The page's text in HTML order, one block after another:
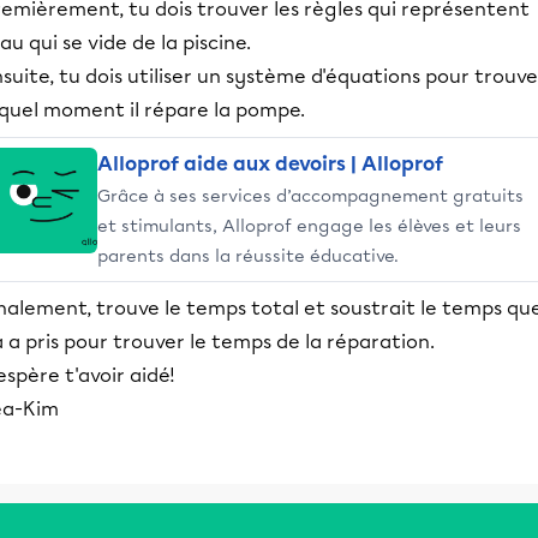
tu dois trouver les règles qui représentent
qui se vide de la piscine.
tu dois utiliser un système d'équations pour
moment il répare la pompe.
Alloprof aide aux devoirs | Alloprof
Grâce à ses services d’accompagnement gratuits
et stimulants, Alloprof engage les élèves et leurs
parents dans la réussite éducative.
trouve le temps total et soustrait le temps
a pris pour trouver le temps de la réparation.
t'avoir aidé!
Kim